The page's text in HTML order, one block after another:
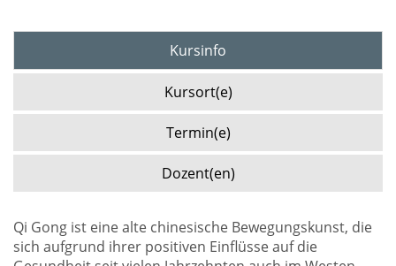
Kursinfo
Kursort(e)
Termin(e)
Dozent(en)
Qi Gong ist eine alte chinesische Bewegungskunst, die
sich aufgrund ihrer positiven Einflüsse auf die